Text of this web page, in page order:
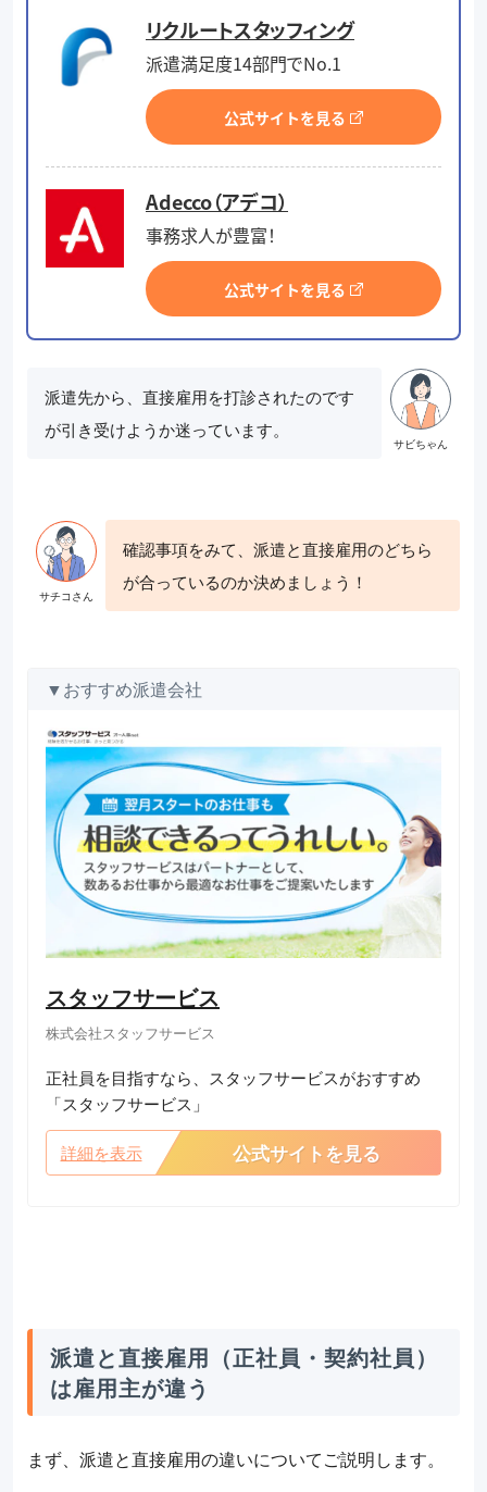
リクルートスタッフィング
派遣満足度14部門でNo.1
公式サイトを見る
Adecco（アデコ）
事務求人が豊富！
公式サイトを見る
派遣先から、直接雇用を打診されたのです
が引き受けようか迷っています。
確認事項をみて、派遣と直接雇用のどちら
が合っているのか決めましょう！
▼おすすめ派遣会社
スタッフサービス
株式会社スタッフサービス
正社員を目指すなら、スタッフサービスがおすすめ
「スタッフサービス」
詳細を表示 公式サイトを見る
派遣と直接雇用（正社員・契約社員）
は雇用主が違う
まず、派遣と直接雇用の違いについてご説明します。